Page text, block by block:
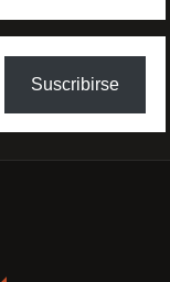
Suscribirse